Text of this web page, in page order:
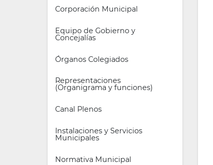
Corporación Municipal
Equipo de Gobierno y
Concejalías
Órganos Colegiados
Representaciones
(Organigrama y funciones)
Canal Plenos
Instalaciones y Servicios
Municipales
Normativa Municipal